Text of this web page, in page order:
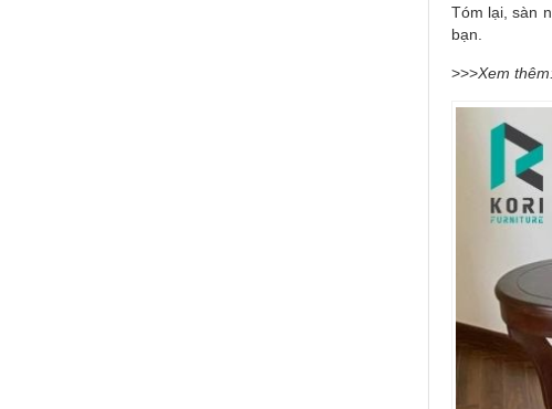
Tóm lại, sàn
bạn.
>>>Xem